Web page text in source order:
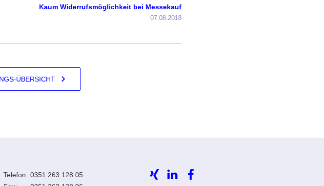
Kaum Widerrufsmöglichkeit bei Messekauf
07.08.2018
ÜBERSICHT
Telefon: 0351 263 128 05